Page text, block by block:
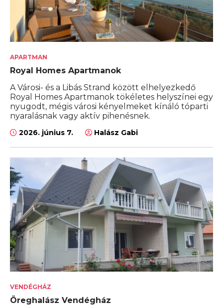
APARTMAN
Royal Homes Apartmanok
A Városi- és a Libás Strand között elhelyezkedő
Royal Homes Apartmanok tökéletes helyszínei egy
nyugodt, mégis városi kényelmeket kínáló tóparti
nyaralásnak vagy aktív pihenésnek.
2026. június 7. Halász Gabi
VENDÉGHÁZ
Öreghalász Vendégház